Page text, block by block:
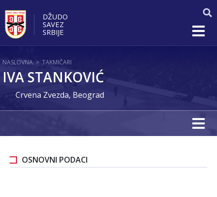
DŽUDO
SAVEZ
SRBIJE
NASLOVNA > TAKMIČARI
IVA STANKOVIĆ
Crvena Zvezda, Beograd
OSNOVNI PODACI